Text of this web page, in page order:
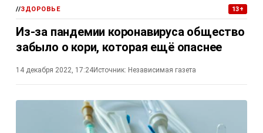
//ЗДОРОВЬЕ 13+
Из-за пандемии коронавируса общество
забыло о кори, которая ещё опаснее
14 декабря 2022, 17:24Источник: Независимая газета